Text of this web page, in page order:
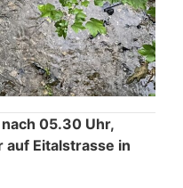
05.30 Uhr,
Eitalstrasse in